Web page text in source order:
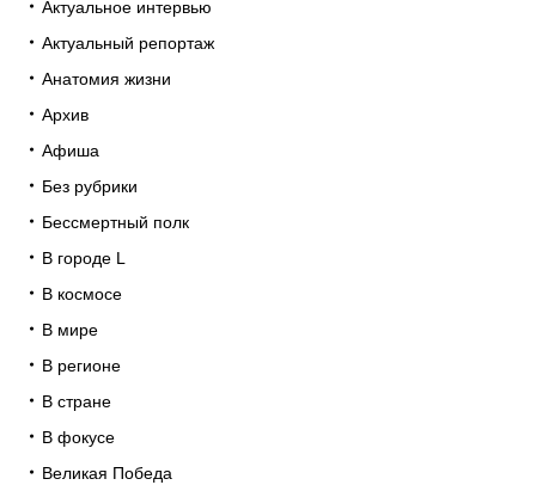
Актуальное интервью
Актуальный репортаж
Анатомия жизни
Архив
Афиша
Без рубрики
Бессмертный полк
В городе L
В космосе
В мире
В регионе
В стране
В фокусе
Великая Победа